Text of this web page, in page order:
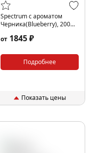
Spectrum с ароматом
Черника(Blueberry), 200
от 1845 ₽
Подробнее
Показать цены